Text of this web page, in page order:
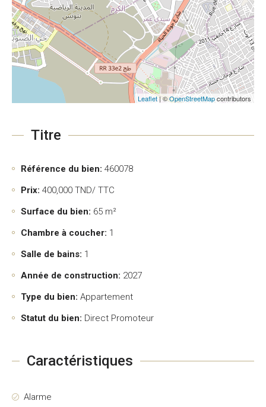
Leaflet| ©OpenStreetMapcontributors
Titre
Référence du bien: 460078
Prix: 400,000 TND/ TTC
Surface du bien: 65 m²
Chambre à coucher: 1
Salle de bains: 1
Année de construction: 2027
Type du bien: Appartement
Statut du bien: Direct Promoteur
Caractéristiques
Alarme